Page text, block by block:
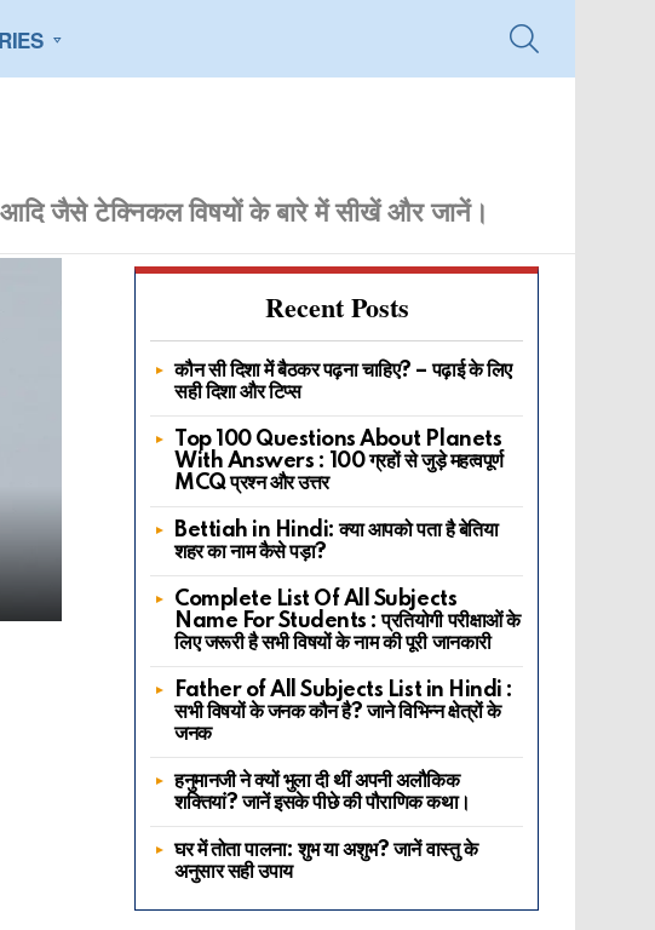
आदि जैसे टेक्निकल विषयों के बारे में सीखें और जानें।
Recent Posts
कौन सी दिशा में बैठकर पढ़ना चाहिए? – पढ़ाई के लिए
सही दिशा और टिप्स
Top 100 Questions About Planets
With Answers : 100 ग्रहों से जुड़े महत्वपूर्ण
MCQ प्रश्न और उत्तर
Bettiah in Hindi: क्या आपको पता है बेतिया
शहर का नाम कैसे पड़ा?
Complete List Of All Subjects
Name For Students : प्रतियोगी परीक्षाओं के
लिए जरूरी है सभी विषयों के नाम की पूरी जानकारी
Father of All Subjects List in Hindi :
सभी विषयों के जनक कौन है? जाने विभिन्न क्षेत्रों के
जनक
हनुमानजी ने क्यों भुला दी थीं अपनी अलौकिक
शक्तियां? जानें इसके पीछे की पौराणिक कथा।
घर में तोता पालना: शुभ या अशुभ? जानें वास्तु के
अनुसार सही उपाय